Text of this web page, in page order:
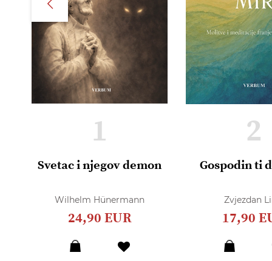
1
Svetac i njegov demon
Wilhelm Hünermann
24,90 EUR
2
Gospodin ti
Zvjezdan
17,90